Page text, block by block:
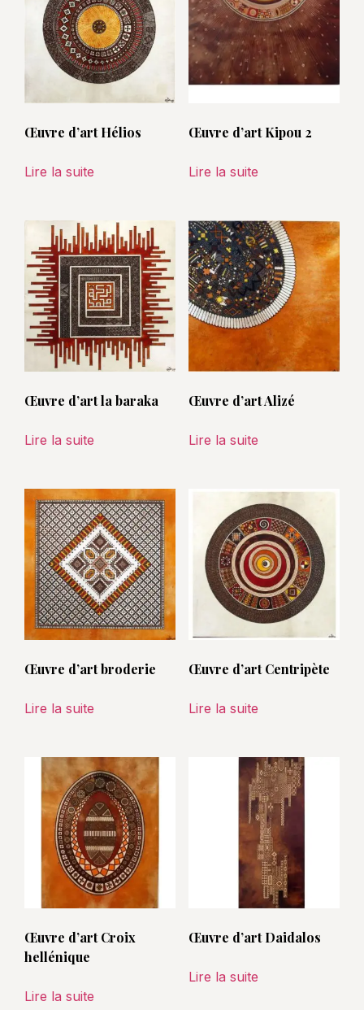
Œuvre d’art Hélios
Lire la suite
Œuvre d’art Kipou 2
Lire la suite
Œuvre d’art la baraka
Lire la suite
Œuvre d’art Alizé
Lire la suite
Œuvre d’art broderie
Lire la suite
Œuvre d’art Centripète
Lire la suite
Œuvre d’art Croix
hellénique
Lire la suite
Œuvre d’art Daidalos
Lire la suite